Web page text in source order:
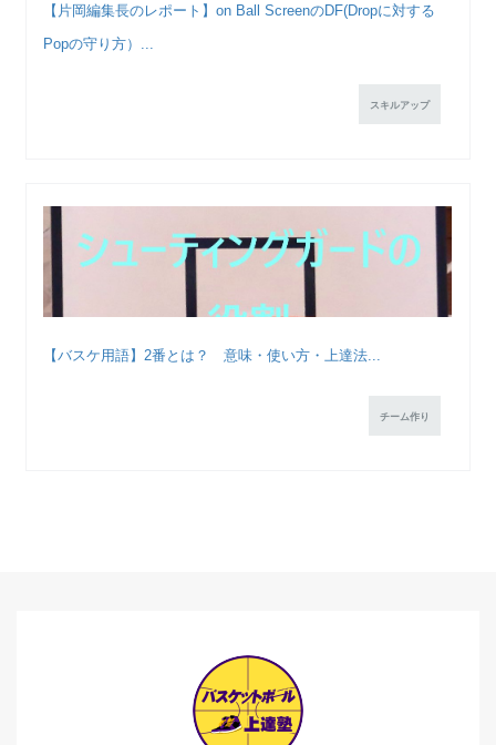
【片岡編集長のレポート】on Ball ScreenのDF(Dropに対する
Popの守り方）...
スキルアップ
【バスケ用語】2番とは？ 意味・使い方・上達法...
チーム作り